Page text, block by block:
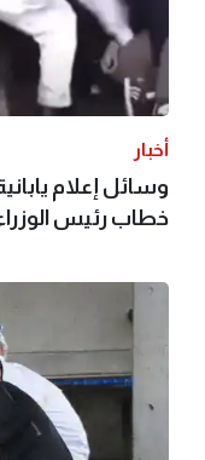
أخبار
وسائل إعلام
خطاب رئيس